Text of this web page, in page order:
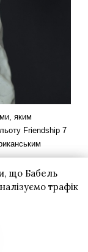
що Бабель
трафік